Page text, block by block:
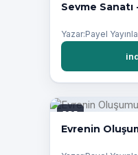
Sevme
Yazar:Payel
PDF
Evrenin